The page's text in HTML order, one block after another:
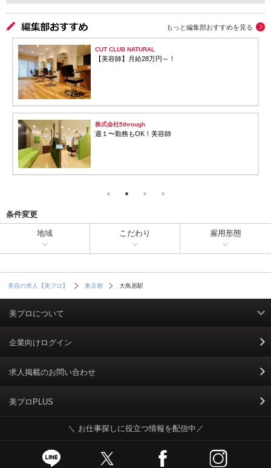
もっと編集部おすすめを見る
CUT CLUB NATURAL
【美容師】月給28万円～！
株式会社5through
週１〜勤務もOK！美容師
条件変更
地域 こだわり 雇用形態
美容の求人【美プロ】 東京都 大鳥居駅
美プロについて
利用規約
掲載規約
個人情報保護ポリシー
個人情報のお取り扱いについて
Cookieポリシー
企業向けログイン
求人掲載のお問い合わせ
美プロPLUS
＼ お仕事探しに役立つ情報を配信中／